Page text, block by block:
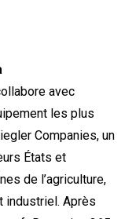
avec
les plus
Companies, un
États et
de l’agriculture,
industriel. Après